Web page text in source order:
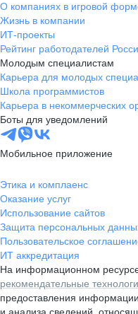
О компаниях в игровой
Жизнь в компании
ИТ-проекты
Рейтинг работодателей
Молодым специалистам
Карьера для молодых
Школа программистов
Карьера в некоммерческих
Боты для уведомлений
Мобильное приложение
Этика и комплаенс
Оказание услуг
Использование сайтов
Защита персональных
Пользовательское
ИТ аккредитация
На информационном
рекомендательные
предоставления
и анализа сведений,